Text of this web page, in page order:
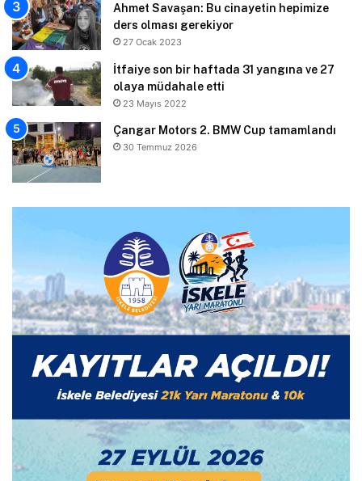
Ahmet Savaşan: Bu cinayetin hepimize
ders olması gerekiyor
27 Ocak 2023
İtfaiye son bir haftada 31 yangına ve 27
olaya müdahale etti
23 Mayıs 2022
Çangar Motors 2. BMW Cup tamamlandı
30 Temmuz 2026